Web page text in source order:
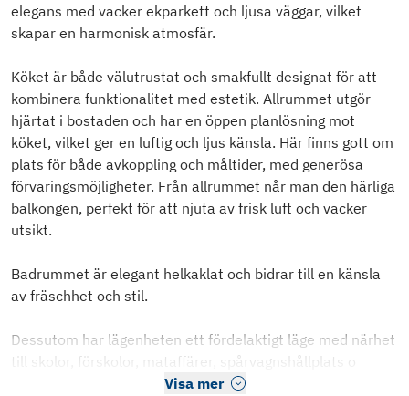
elegans med vacker ekparkett och ljusa väggar, vilket
skapar en harmonisk atmosfär.
Köket är både välutrustat och smakfullt designat för att
kombinera funktionalitet med estetik. Allrummet utgör
hjärtat i bostaden och har en öppen planlösning mot
köket, vilket ger en luftig och ljus känsla. Här finns gott om
plats för både avkoppling och måltider, med generösa
förvaringsmöjligheter. Från allrummet når man den härliga
balkongen, perfekt för att njuta av frisk luft och vacker
utsikt.
Badrummet är elegant helkaklat och bidrar till en känsla
av fräschhet och stil.
Dessutom har lägenheten ett fördelaktigt läge med närhet
till skolor, förskolor, mataffärer, spårvagnshållplats o
Visa mer